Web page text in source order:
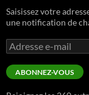
Saisissez votre
une notification de
Adresse
e-
mail
ABONNEZ-VOUS